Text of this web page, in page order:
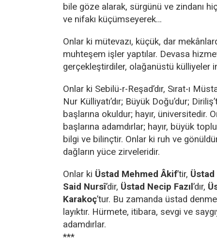
bile göze alarak, sürgünü ve zindanı
ve nifakı küçümseyerek…
Onlar ki mütevazı, küçük, dar
muhteşem işler yaptılar. Devasa
gerçekleştirdiler, olağanüstü külliyeler
Onlar ki Sebilü-r-Reşad’dır, Sırat-ı
Nur Külliyatı’dır; Büyük Doğu’dur;
başlarına okuldur; hayır, üniversitedir.
başlarına adamdırlar; hayır, büyük
bilgi ve bilinçtir. Onlar ki ruh ve
dağların yüce zirveleridir.
Onlar ki Üstad Mehmed Âkif’tir,
Said Nursî’dir, Üstad Necip Fazıl ’dır,
Karakoç’tur. Bu zamanda üstad
layıktır. Hürmete, itibara, sevgi ve
adamdırlar.